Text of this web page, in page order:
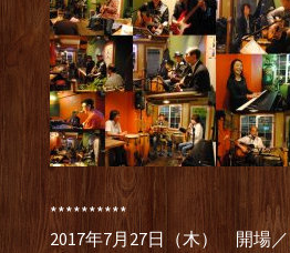
**********
2017年7月27日（木） 開場